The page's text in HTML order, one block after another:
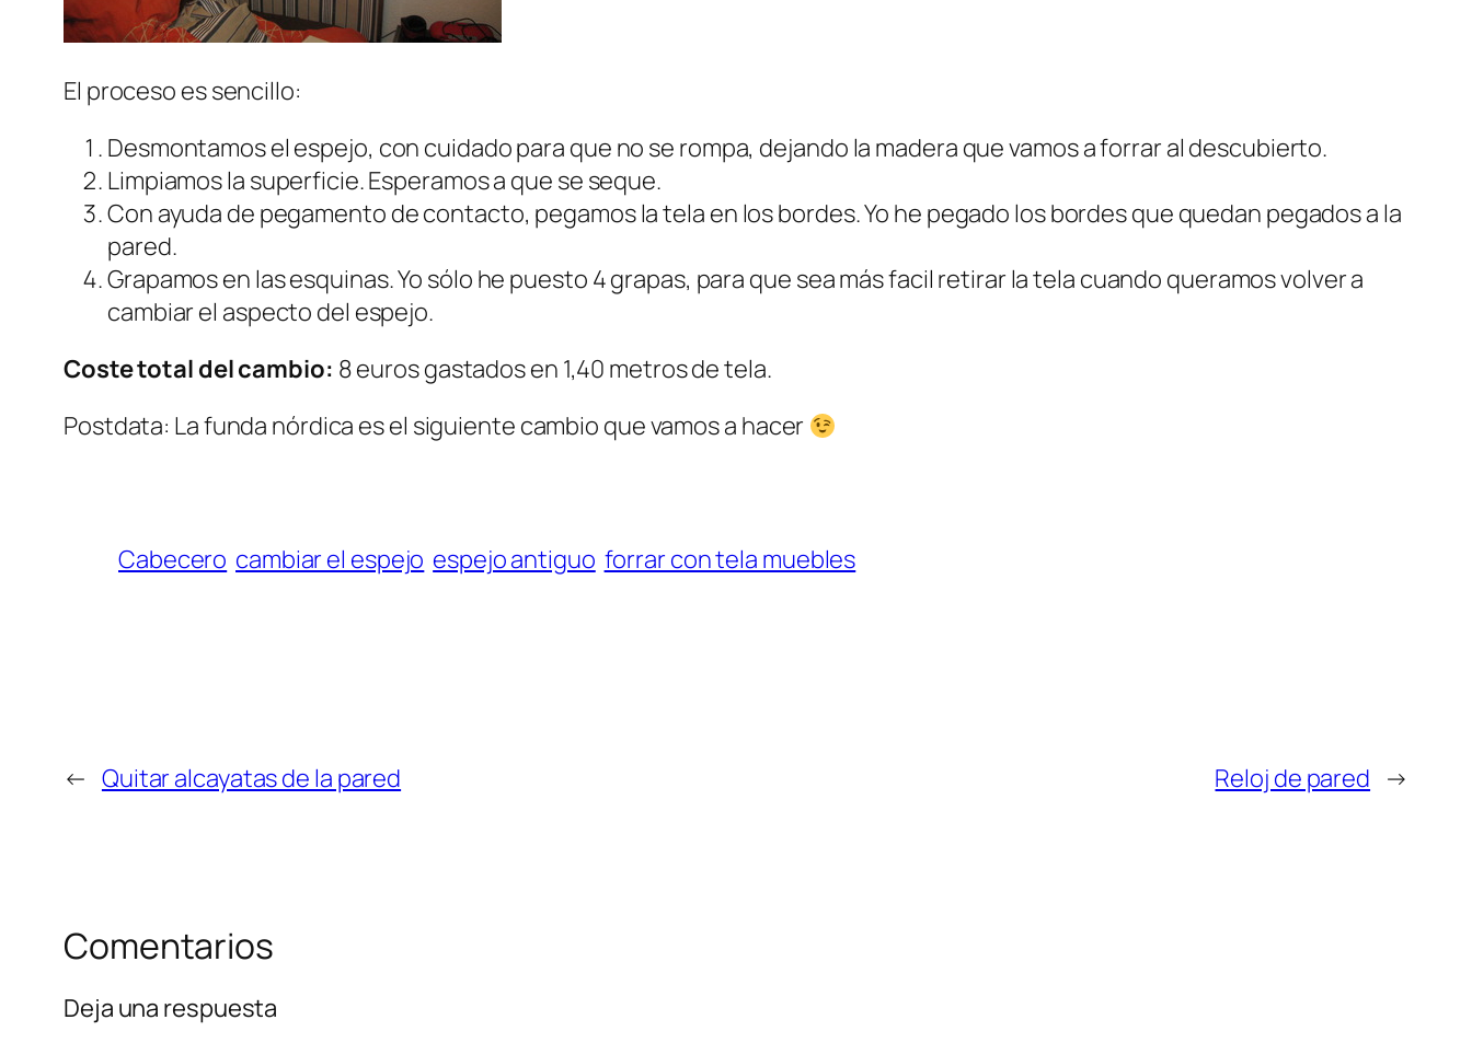
El proceso es sencillo:
Desmontamos el espejo, con cuidado para que no se rompa, dejando la madera que vamos a forrar al descubierto.
Limpiamos la superficie. Esperamos a que se seque.
Con ayuda de pegamento de contacto, pegamos la tela en los bordes. Yo he pegado los bordes que quedan pegados a la
pared.
Grapamos en las esquinas. Yo sólo he puesto 4 grapas, para que sea más facil retirar la tela cuando queramos volver a
cambiar el aspecto del espejo.
Coste total del cambio: 8 euros gastados en 1,40 metros de tela.
Postdata: La funda nórdica es el siguiente cambio que vamos a hacer
Cabecero cambiar el espejo espejo antiguo forrar con tela muebles
← Quitar alcayatas de la pared Reloj de pared →
Comentarios
Deja una respuesta